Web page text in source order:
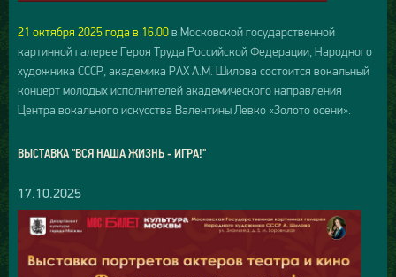
21 октября 2025 года в 16.00в Московской государственной
картинной галерее Героя Труда Российской Федерации, Народного
художника СССР, академика РАХ А.М. Шилова состоится вокальный
концерт молодых исполнителей академического направления
Центра вокального искусства Валентины Левко «Золото осени».
ВЫСТАВКА "ВСЯ НАША ЖИЗНЬ - ИГРА!"
17.10.2025